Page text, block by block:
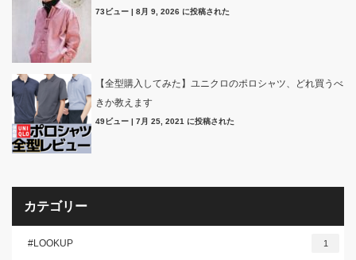
73ビュー 8月 9, 2026 に投稿された
【全型購入してみた】ユニクロのポロシャツ、どれ買うべ
きか教えます
49ビュー 7月 25, 2021 に投稿された
カテゴリー
#LOOKUP 1